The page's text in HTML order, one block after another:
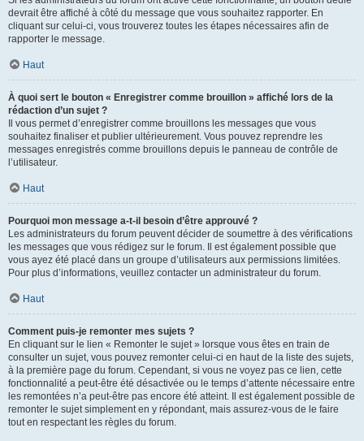
devrait être affiché à côté du message que vous souhaitez rapporter. En
cliquant sur celui-ci, vous trouverez toutes les étapes nécessaires afin de
rapporter le message.
Haut
À quoi sert le bouton « Enregistrer comme brouillon » affiché lors de la
rédaction d’un sujet ?
Il vous permet d’enregistrer comme brouillons les messages que vous
souhaitez finaliser et publier ultérieurement. Vous pouvez reprendre les
messages enregistrés comme brouillons depuis le panneau de contrôle de
l’utilisateur.
Haut
Pourquoi mon message a-t-il besoin d’être approuvé ?
Les administrateurs du forum peuvent décider de soumettre à des vérifications
les messages que vous rédigez sur le forum. Il est également possible que
vous ayez été placé dans un groupe d’utilisateurs aux permissions limitées.
Pour plus d’informations, veuillez contacter un administrateur du forum.
Haut
Comment puis-je remonter mes sujets ?
En cliquant sur le lien « Remonter le sujet » lorsque vous êtes en train de
consulter un sujet, vous pouvez remonter celui-ci en haut de la liste des sujets,
à la première page du forum. Cependant, si vous ne voyez pas ce lien, cette
fonctionnalité a peut-être été désactivée ou le temps d’attente nécessaire entre
les remontées n’a peut-être pas encore été atteint. Il est également possible de
remonter le sujet simplement en y répondant, mais assurez-vous de le faire
tout en respectant les règles du forum.